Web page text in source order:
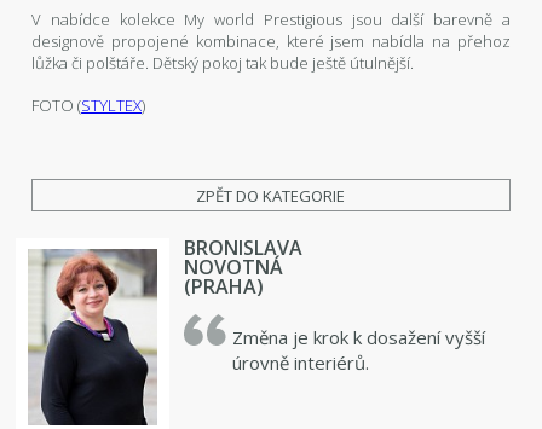
V nabídce kolekce My world Prestigious jsou další barevně a
designově propojené kombinace, které jsem nabídla na přehoz
lůžka či polštáře. Dětský pokoj tak bude ještě útulnější.
FOTO (STYLTEX)
ZPĚT DO KATEGORIE
BRONISLAVA
NOVOTNÁ
(PRAHA)
Změna je krok k dosažení vyšší
úrovně interiérů.